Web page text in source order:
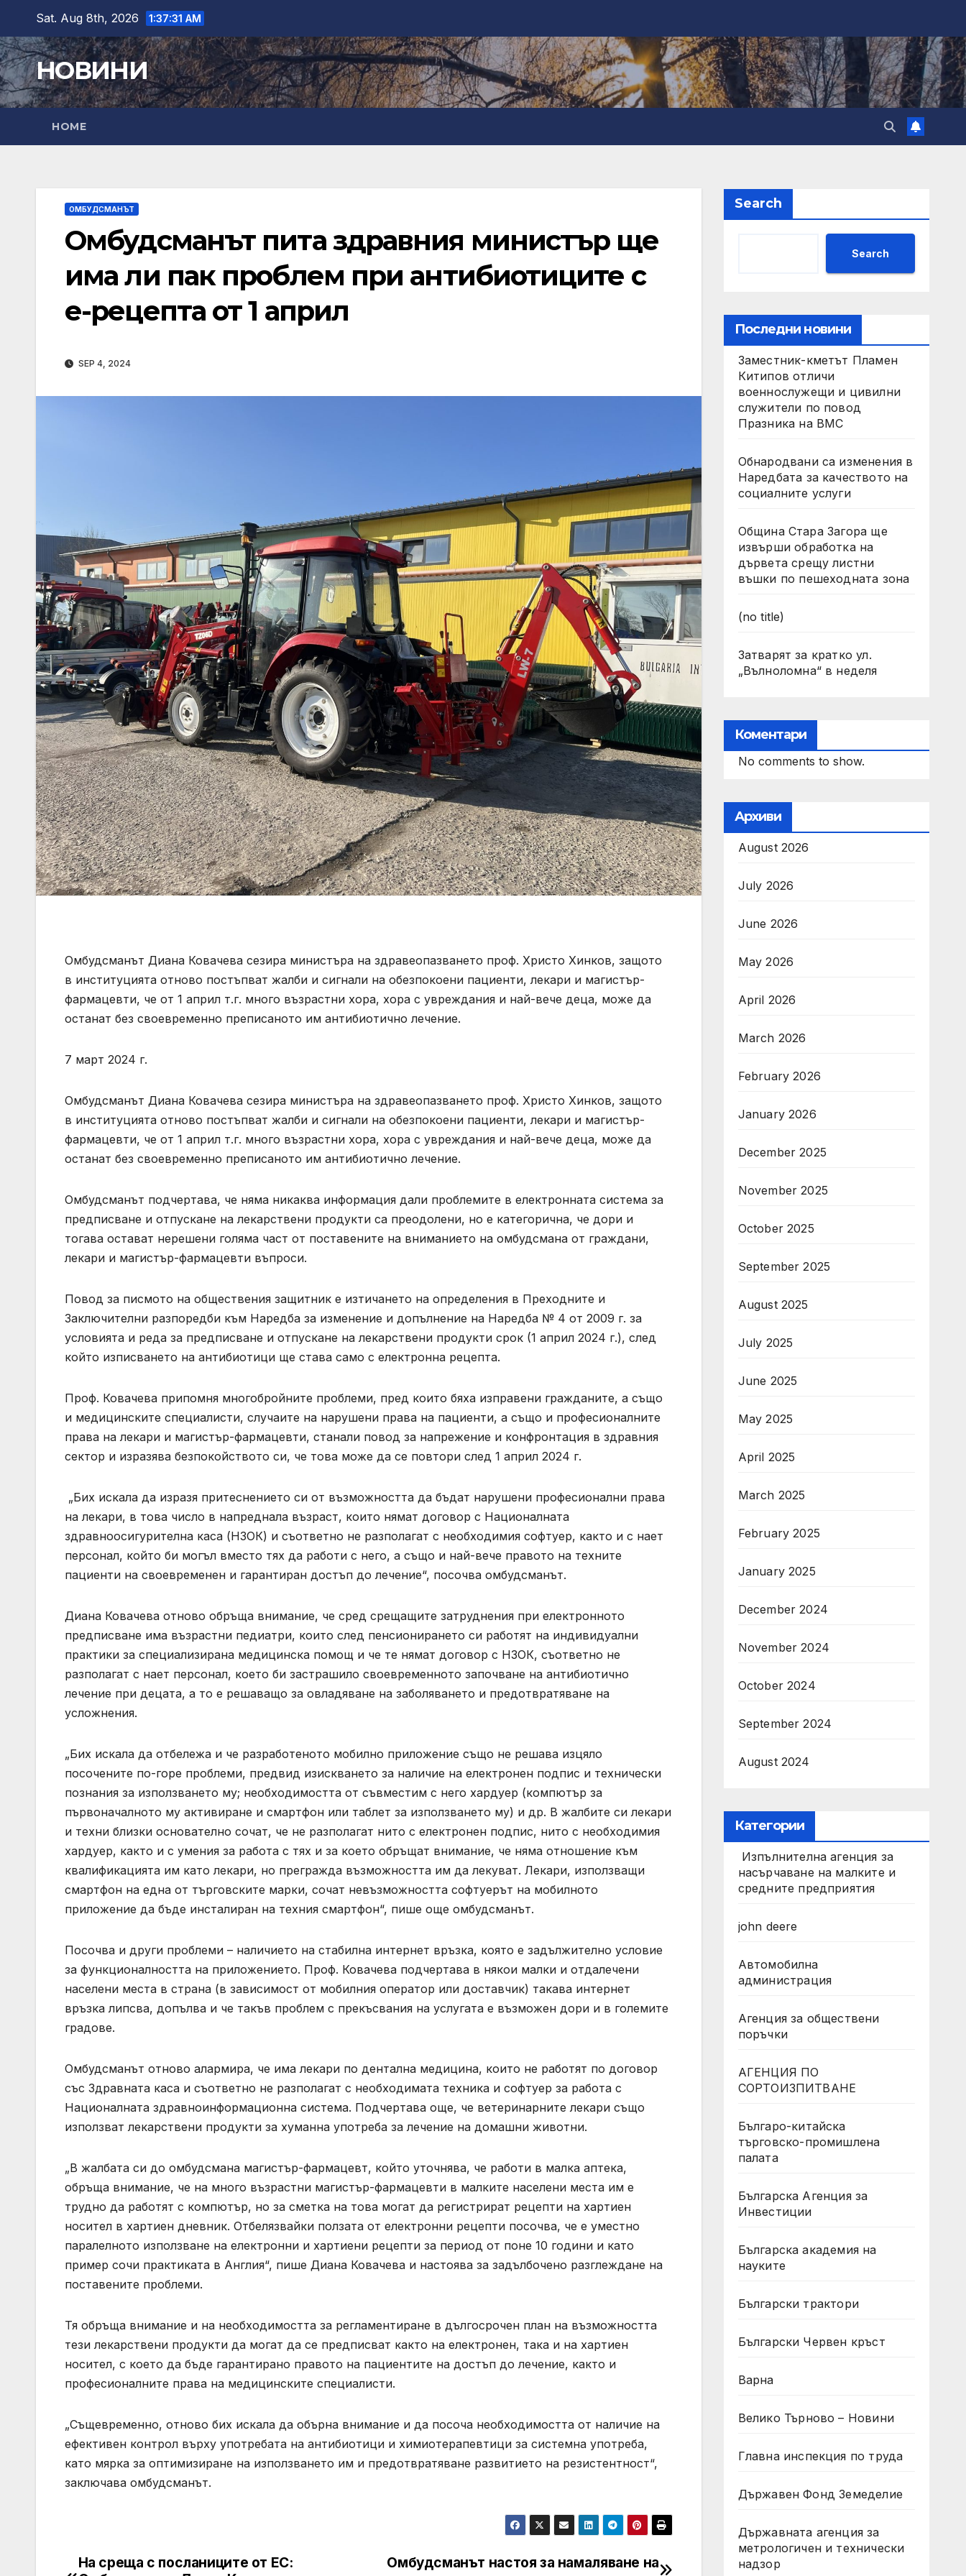
content
Sat. Aug 8th, 2026 1:37:33 AM
НОВИНИ
HOME
ОМБУДСМАНЪТ
Омбудсманът пита здравния министър ще
има ли пак проблем при антибиотиците с
е-рецепта от 1 април
SEP 4, 2024
Омбудсманът Диана Ковачева сезира министъра на здравеопазването проф. Христо Хинков, защото
в институцията отново постъпват жалби и сигнали на обезпокоени пациенти, лекари и магистър-
фармацевти, че от 1 април т.г. много възрастни хора, хора с увреждания и най-вече деца, може да
останат без своевременно преписаното им антибиотично лечение.
7 март 2024 г.
Омбудсманът Диана Ковачева сезира министъра на здравеопазването проф. Христо Хинков, защото
в институцията отново постъпват жалби и сигнали на обезпокоени пациенти, лекари и магистър-
фармацевти, че от 1 април т.г. много възрастни хора, хора с увреждания и най-вече деца, може да
останат без своевременно преписаното им антибиотично лечение.
Омбудсманът подчертава, че няма никаква информация дали проблемите в електронната система за
предписване и отпускане на лекарствени продукти са преодолени, но е категорична, че дори и
тогава остават нерешени голяма част от поставените на вниманието на омбудсмана от граждани,
лекари и магистър-фармацевти въпроси.
Повод за писмото на обществения защитник е изтичането на определения в Преходните и
Заключителни разпоредби към Наредба за изменение и допълнение на Наредба № 4 от 2009 г. за
условията и реда за предписване и отпускане на лекарствени продукти срок (1 април 2024 г.), след
който изписването на антибиотици ще става само с електронна рецепта.
Проф. Ковачева припомня многобройните проблеми, пред които бяха изправени гражданите, а също
и медицинските специалисти, случаите на нарушени права на пациенти, а също и професионалните
права на лекари и магистър-фармацевти, станали повод за напрежение и конфронтация в здравния
сектор и изразява безпокойството си, че това може да се повтори след 1 април 2024 г.
„Бих искала да изразя притеснението си от възможността да бъдат нарушени професионални права
на лекари, в това число в напреднала възраст, които нямат договор с Националната
здравноосигурителна каса (НЗОК) и съответно не разполагат с необходимия софтуер, както и с нает
персонал, който би могъл вместо тях да работи с него, а също и най-вече правото на техните
пациенти на своевременен и гарантиран достъп до лечение“, посочва омбудсманът.
Диана Ковачева отново обръща внимание, че сред срещащите затруднения при електронното
предписване има възрастни педиатри, които след пенсионирането си работят на индивидуални
практики за специализирана медицинска помощ и че те нямат договор с НЗОК, съответно не
разполагат с нает персонал, което би застрашило своевременното започване на антибиотично
лечение при децата, а то е решаващо за овладяване на заболяването и предотвратяване на
усложнения.
„Бих искала да отбележа и че разработеното мобилно приложение също не решава изцяло
посочените по-горе проблеми, предвид изискването за наличие на електронен подпис и технически
познания за използването му; необходимостта от съвместим с него хардуер (компютър за
първоначалното му активиране и смартфон или таблет за използването му) и др. В жалбите си лекари
и техни близки основателно сочат, че не разполагат нито с електронен подпис, нито с необходимия
хардуер, както и с умения за работа с тях и за което обръщат внимание, че няма отношение към
квалификацията им като лекари, но прегражда възможността им да лекуват. Лекари, използващи
смартфон на една от търговските марки, сочат невъзможността софтуерът на мобилното
приложение да бъде инсталиран на техния смартфон“, пише още омбудсманът.
Посочва и други проблеми – наличието на стабилна интернет връзка, която е задължително условие
за функционалността на приложението. Проф. Ковачева подчертава в някои малки и отдалечени
населени места в страна (в зависимост от мобилния оператор или доставчик) такава интернет
връзка липсва, допълва и че такъв проблем с прекъсвания на услугата е възможен дори и в големите
градове.
Омбудсманът отново алармира, че има лекари по дентална медицина, които не работят по договор
със Здравната каса и съответно не разполагат с необходимата техника и софтуер за работа с
Националната здравноинформационна система. Подчертава още, че ветеринарните лекари също
използват лекарствени продукти за хуманна употреба за лечение на домашни животни.
„В жалбата си до омбудсмана магистър-фармацевт, който уточнява, че работи в малка аптека,
обръща внимание, че на много възрастни магистър-фармацевти в малките населени места им е
трудно да работят с компютър, но за сметка на това могат да регистрират рецепти на хартиен
носител в хартиен дневник. Отбелязвайки ползата от електронни рецепти посочва, че е уместно
паралелното използване на електронни и хартиени рецепти за период от поне 10 години и като
пример сочи практиката в Англия“, пише Диана Ковачева и настоява за задълбочено разглеждане на
поставените проблеми.
Тя обръща внимание и на необходимостта за регламентиране в дългосрочен план на възможността
тези лекарствени продукти да могат да се предписват както на електронен, така и на хартиен
носител, с което да бъде гарантирано правото на пациентите на достъп до лечение, както и
професионалните права на медицинските специалисти.
„Същевременно, отново бих искала да обърна внимание и да посоча необходимостта от наличие на
ефективен контрол върху употребата на антибиотици и химиотерапевтици за системна употреба,
като мярка за оптимизиране на използването им и предотвратяване развитието на резистентност“,
заключава омбудсманът.
Post
Омбудсманът настоя за намаляване на
На среща с посланиците от ЕС:
Search
Search
Последни новини
Заместник-кметът Пламен
Китипов отличи
военнослужещи и цивилни
служители по повод
Празника на ВМС
Обнародвани са изменения в
Наредбата за качеството на
социалните услуги
Община Стара Загора ще
извърши обработка на
дървета срещу листни
въшки по пешеходната зона
(no title)
Затварят за кратко ул.
„Вълноломна“ в неделя
Коментари
No comments to show.
Архиви
August 2026
July 2026
June 2026
May 2026
April 2026
March 2026
February 2026
January 2026
December 2025
November 2025
October 2025
September 2025
August 2025
July 2025
June 2025
May 2025
April 2025
March 2025
February 2025
January 2025
December 2024
November 2024
October 2024
September 2024
August 2024
Категории
Изпълнителна агенция за
насърчаване на малките и
средните предприятия
john deere
Автомобилна
администрация
Агенция за обществени
поръчки
АГЕНЦИЯ ПО
СОРТОИЗПИТВАНЕ
Българо-китайска
търговско-промишлена
палата
Българска Агенция за
Инвестиции
Българска академия на
науките
Български трактори
Български Червен кръст
Варна
Велико Търново – Новини
Главна инспекция по труда
Държавен Фонд Земеделие
Държавната агенция за
метрологичен и технически
надзор